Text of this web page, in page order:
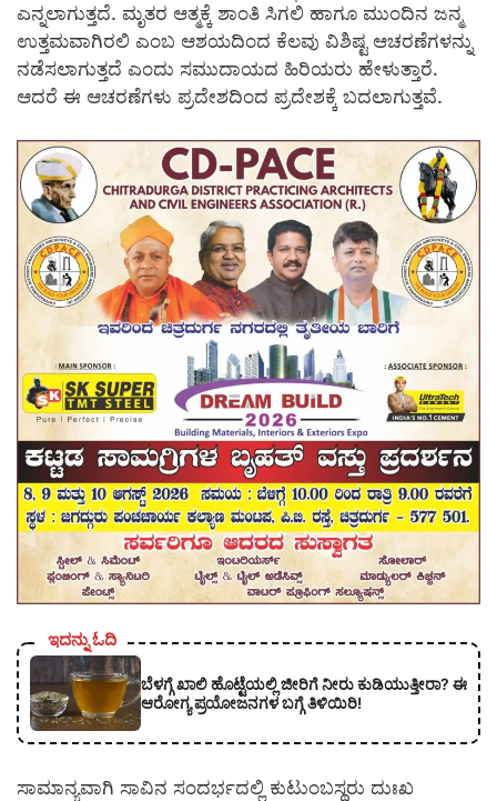
ಎನ್ನಲಾಗುತ್ತದೆ. ಮೃತರ ಆತ್ಮಕ್ಕೆ ಶಾಂತಿ ಸಿಗಲಿ ಹಾಗೂ ಮುಂದಿನ ಜನ್ಮ
ಉತ್ತಮವಾಗಿರಲಿ ಎಂಬ ಆಶಯದಿಂದ ಕೆಲವು ವಿಶಿಷ್ಟ ಆಚರಣೆಗಳನ್ನು
ನಡೆಸಲಾಗುತ್ತದೆ ಎಂದು ಸಮುದಾಯದ ಹಿರಿಯರು ಹೇಳುತ್ತಾರೆ.
ಆದರೆ ಈ ಆಚರಣೆಗಳು ಪ್ರದೇಶದಿಂದ ಪ್ರದೇಶಕ್ಕೆ ಬದಲಾಗುತ್ತವೆ.
ಇದನ್ನು ಓದಿ
ಬೆಳಗ್ಗೆ ಖಾಲಿ ಹೊಟ್ಟೆಯಲ್ಲಿ ಜೀರಿಗೆ ನೀರು ಕುಡಿಯುತ್ತೀರಾ? ಈ
ಆರೋಗ್ಯ ಪ್ರಯೋಜನಗಳ ಬಗ್ಗೆ ತಿಳಿಯಿರಿ!
ಸಾಮಾನ್ಯವಾಗಿ ಸಾವಿನ ಸಂದರ್ಭದಲ್ಲಿ ಕುಟುಂಬಸ್ಥರು ದುಃಖ